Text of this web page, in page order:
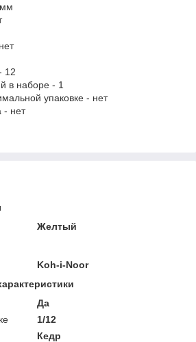
12
в наборе - 1
упаковке - нет
- нет
Желтый
Koh-i-Noor
Да
1/12
Кедр